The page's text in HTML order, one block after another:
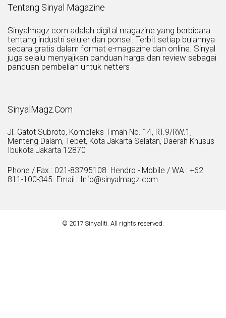
Tentang Sinyal Magazine
Sinyalmagz.com adalah digital magazine yang berbicara
tentang industri seluler dan ponsel. Terbit setiap bulannya
secara gratis dalam format e-magazine dan online. Sinyal
juga selalu menyajikan panduan harga dan review sebagai
panduan pembelian untuk netters
SinyalMagz.Com
Jl. Gatot Subroto, Kompleks Timah No. 14, RT.9/RW.1,
Menteng Dalam, Tebet, Kota Jakarta Selatan, Daerah Khusus
Ibukota Jakarta 12870
Phone / Fax : 021-83795108. Hendro - Mobile / WA : +62
811-100-345. Email : Info@sinyalmagz.com
© 2017 Sinyaliti. All rights reserved.